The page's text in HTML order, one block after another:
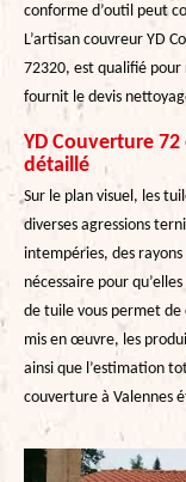
conforme d’outil peut
L’artisan couvreur YD
72320, est qualifié pour
fournit le devis
YD Couverture
détaillé
Sur le plan visuel, les
diverses agressions
intempéries, des
nécessaire pour
de tuile vous permet
mis en œuvre, les
ainsi que l’estimation
couverture à Valennes